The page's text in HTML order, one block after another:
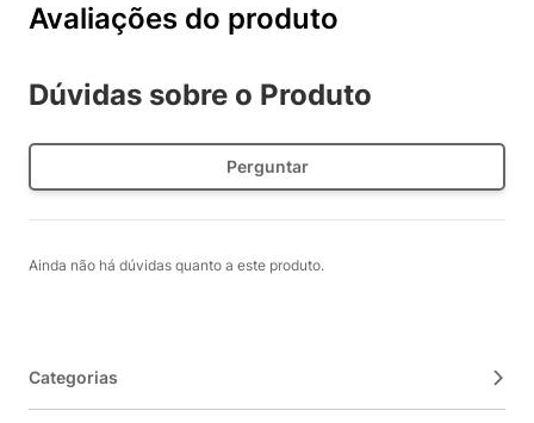
Avaliações do produto
Dúvidas sobre o Produto
Perguntar
Ainda não há dúvidas quanto a este produto.
Categorias